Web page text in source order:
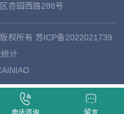
杏园西路288号
权所有 苏ICP备2022021739
计
电话咨询 留言